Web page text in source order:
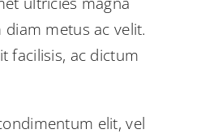
metus ac velit.
facilisis, ac dictum
elit, vel